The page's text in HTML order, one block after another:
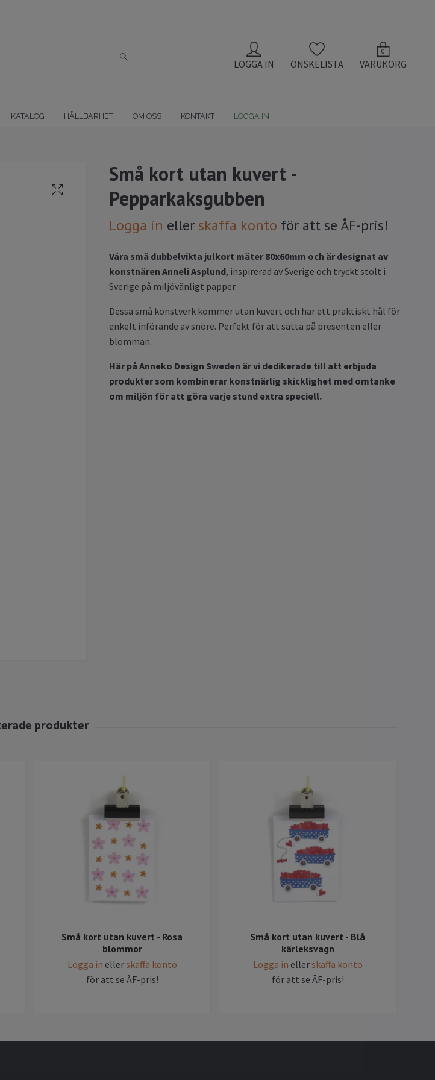
LOGGA IN ÖNSKELISTA
0
VARUKORG
KATALOG HÅLLBARHET OM OSS KONTAKT LOGGA IN
Små kort utan kuvert -
Pepparkaksgubben
Logga in eller skaffa konto för att se ÅF-pris!
Våra små dubbelvikta julkort mäter 80x60mm och är designat av
konstnären Anneli Asplund, inspirerad av Sverige och tryckt stolt i
Sverige på miljövänligt papper.
Dessa små konstverk kommer utan kuvert och har ett praktiskt hål för
enkelt införande av snöre. Perfekt för att sätta på presenten eller
blomman.
Här på Anneko Design Sweden är vi dedikerade till att erbjuda
produkter som kombinerar konstnärlig skicklighet med omtanke
om miljön för att göra varje stund extra speciell.
Små kort utan kuvert - Rosa
blommor
Logga in ellerskaffa konto
för att se ÅF-pris!
Små kort utan kuvert - Blå
kärleksvagn
Logga in ellerskaffa konto
för att se ÅF-pris!